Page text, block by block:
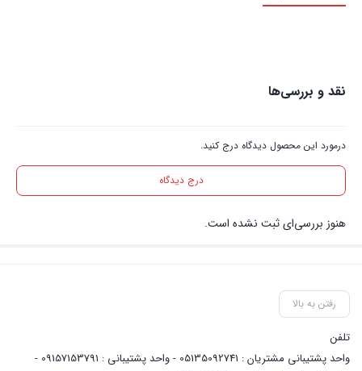
نقد و بررسی‌ها
درمورد این محصول دیدگاه درج کنید.
درج دیدگاه
هنوز بررسی‌ای ثبت نشده است.
رفتن به بالا
تلفن
واحد پشتیبانی مشتریان : 05135092741 - واحد پشتیبانی : 09157153791 -